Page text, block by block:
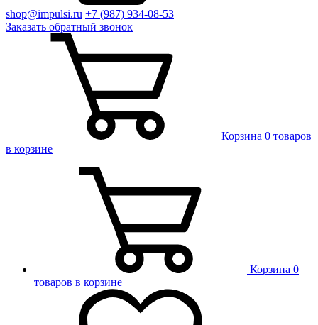
shop@impulsi.ru +7 (987) 934-08-53
Заказать обратный звонок
Корзина 0 товаров
в корзине
Корзина 0
товаров в корзине